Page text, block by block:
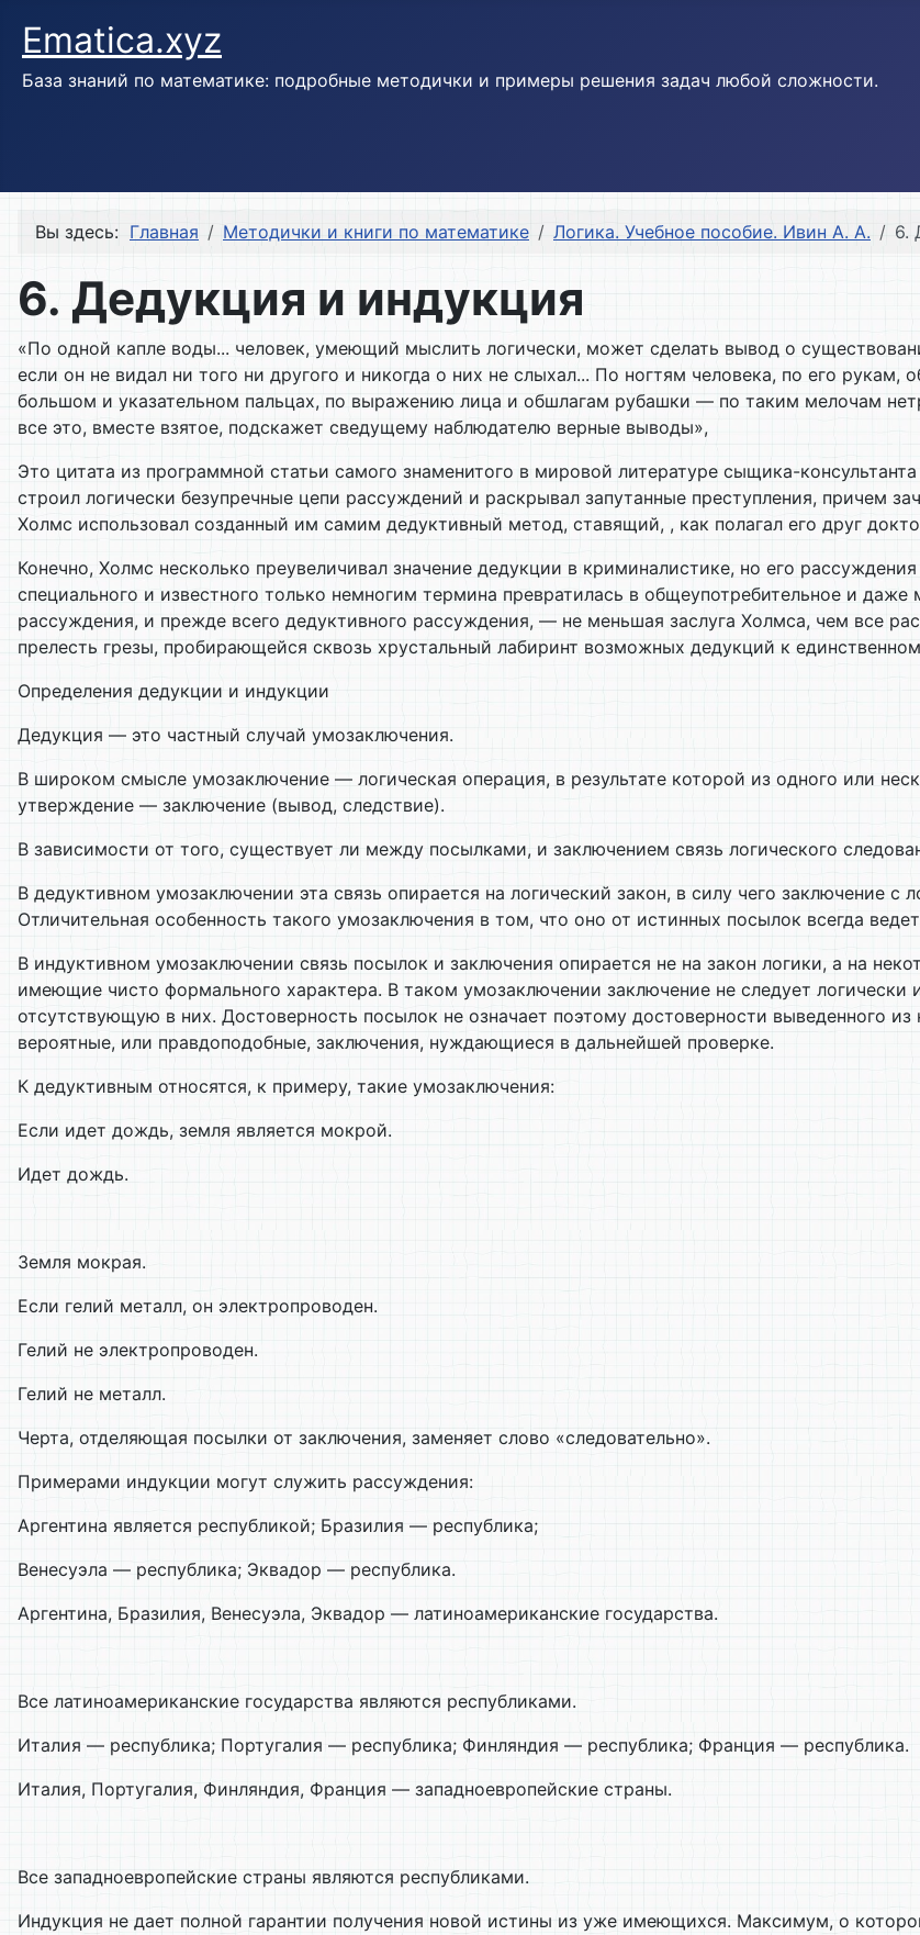
Ematica.xyz
База знаний по математике: подробные методички и примеры решения задач любой сложности.
Вы здесь: Главная Методички и книги по математике Логика. Учебное пособие. Ивин А. А. 6.
6. Дедукция и индукция
«По одной капле воды... человек, умеющий мыслить логически, может сделать вывод о
если он не видал ни того ни другого и никогда о них не слыхал... По ногтям человека, по его
большом и указательном пальцах, по выражению лица и обшлагам рубашки — по таким мелочам
все это, вместе взятое, подскажет сведущему наблюдателю верные выводы»,
Это цитата из программной статьи самого знаменитого в мировой литературе сыщика-
строил логически безупречные цепи рассуждений и раскрывал запутанные преступления, причем
Холмс использовал созданный им самим дедуктивный метод, ставящий, , как полагал его друг
Конечно, Холмс несколько преувеличивал значение дедукции в криминалистике, но его
специального и известного только немногим термина превратилась в общеупотребительное и
рассуждения, и прежде всего дедуктивного рассуждения, — не меньшая заслуга Холмса, чем все
прелесть грезы, пробирающейся сквозь хрустальный лабиринт возможных дедукций к
Определения дедукции и индукции
Дедукция — это частный случай умозаключения.
В широком смысле умозаключение — логическая операция, в результате которой из одного или
утверждение — заключение (вывод, следствие).
В зависимости от того, существует ли между посылками, и заключением связь логического
В дедуктивном умозаключении эта связь опирается на логический закон, в силу чего заключение
Отличительная особенность такого умозаключения в том, что оно от истинных посылок всегда
В индуктивном умозаключении связь посылок и заключения опирается не на закон логики, а на
имеющие чисто формального характера. В таком умозаключении заключение не следует
отсутствующую в них. Достоверность посылок не означает поэтому достоверности выведенного
вероятные, или правдоподобные, заключения, нуждающиеся в дальнейшей проверке.
К дедуктивным относятся, к примеру, такие умозаключения:
Если идет дождь, земля является мокрой.
Идет дождь.
Земля мокрая.
Если гелий металл, он электропроводен.
Гелий не электропроводен.
Гелий не металл.
Черта, отделяющая посылки от заключения, заменяет слово «следовательно».
Примерами индукции могут служить рассуждения:
Аргентина является республикой; Бразилия — республика;
Венесуэла — республика; Эквадор — республика.
Аргентина, Бразилия, Венесуэла, Эквадор — латиноамериканские государства.
Все латиноамериканские государства являются республиками.
Италия — республика; Португалия — республика; Финляндия — республика; Франция — республика.
Италия, Португалия, Финляндия, Франция — западноевропейские страны.
Все западноевропейские страны являются республиками.
Индукция не дает полной гарантии получения новой истины из уже имеющихся. Максимум, о